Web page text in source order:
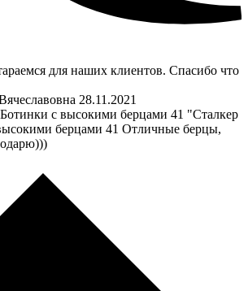
для наших клиентов. Спасибо что
28.11.2021
с высокими берцами 41 "Сталкер
берцами 41 Отличные берцы,